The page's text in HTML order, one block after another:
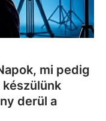
mi pedig
derül a